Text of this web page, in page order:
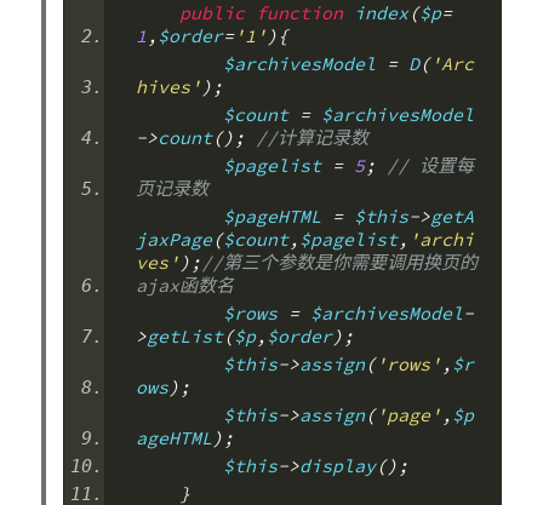
public
function index($p=
1 , $order='1' ){
        $archivesModel
= D('Arc
hives' );
        $count
= $archivesModel
->count();
//计算记录数
        $pagelist
= 5;
// 设置每
页记录数
        $pageHTML
= $this->getA
jaxPage($count, $pagelist, 'archi
ves' );//第三个参数是你需要调用换页的
ajax函数名
        $rows
= $archivesModel-
>getList($p, $order);
        $this
->assign ('rows' , $r
ows );
        $this
->assign ('page' , $p
ageHTML );
        $this
->display();
}